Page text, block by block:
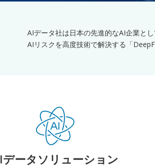
AIデータ社は日本の先進的なAI企業と
AIリスクを高度技術で解決する「
データソリューション